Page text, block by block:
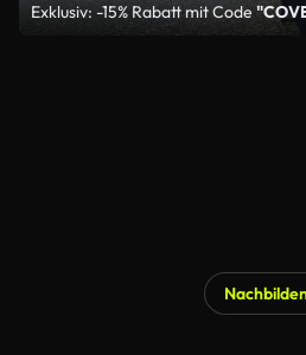
Exklusiv: -15% Rabatt mit Code